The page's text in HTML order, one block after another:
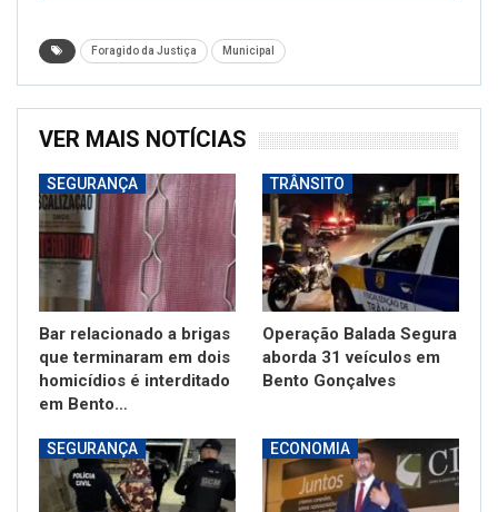
Foragido da Justiça Municipal
VER MAIS NOTÍCIAS
SEGURANÇA
Bar relacionado a brigas
que terminaram em dois
homicídios é interditado
em Bento…
TRÂNSITO
Operação Balada Segura
aborda 31 veículos em
Bento Gonçalves
SEGURANÇA ECONOMIA